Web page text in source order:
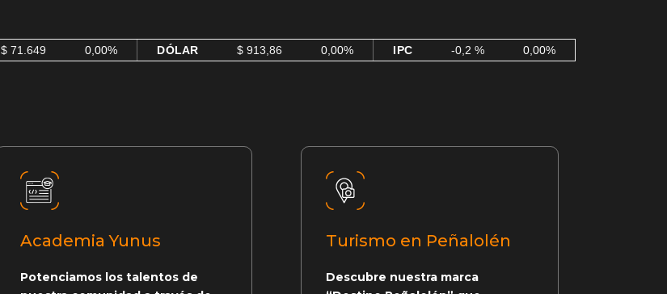
$ 71.649 0,00% DÓLAR $ 913,86 0,00% IPC -0,2 % 0,00%
Academia Yunus
Potenciamos los talentos de
Turismo en Peñalolén
Descubre nuestra marca